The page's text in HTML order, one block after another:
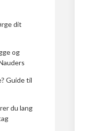
dit
og
Guide til
du lang